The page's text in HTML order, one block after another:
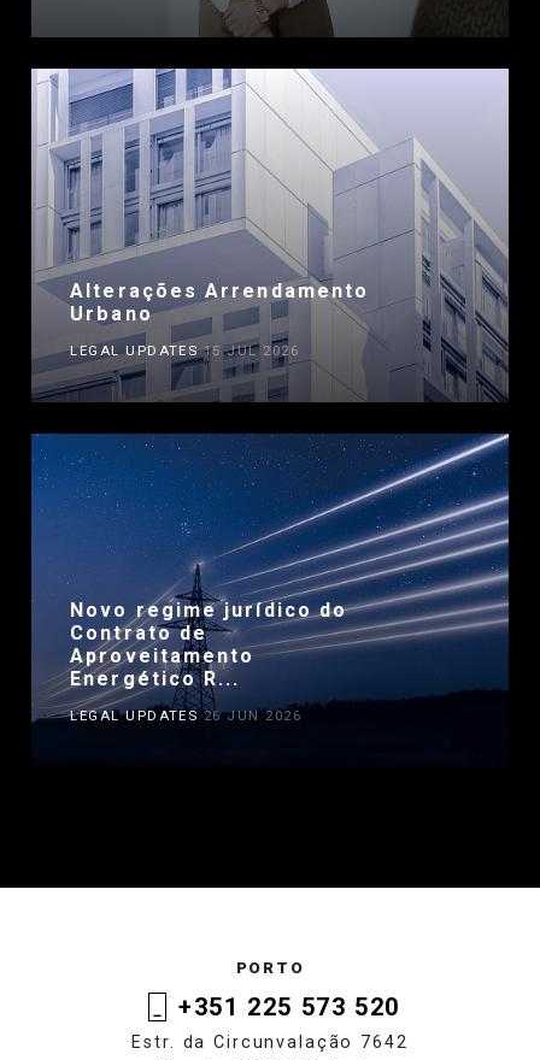
Alterações Arrendamento
Urbano
LEGAL UPDATES15 JUL 2026
Novo regime jurídico do
Contrato de
Aproveitamento
Energético R...
LEGAL UPDATES26 JUN 2026
PORTO
+351 225 573 520
Estr. da Circunvalação 7642